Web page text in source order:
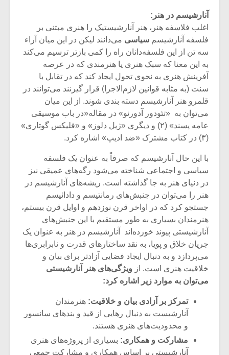
آنارشیسم در هنر:
اغلب فلاسفه هنر، هنر آنارشیستیک را هنری مبتنی بر
فلسفه آنارشیسم سیاسی می‌دانند لیکن در این میان آراء
سه تن از این فلسفه‌دانان راه را کمی بازتر ترسیم می‌کند
به این معنا که سبک هنری یا هنرمندی که در عرصه
آفرینش هنری به نحوی تحول ایجاد کند که در تقابل با
سنت (به مثابه قوانین لازم‌الاجرا) قرار گیرنند می‌توانند در
قلمرو هنر آنارشیسم دسته بندی شوند. از این میان
می‌توان به «تئودور آدورنو» در مقاله«در باب موسیقی
عامه پسند» (۲) و دیگری «ژیل دلوز» و «فلیکس گوتاری»
(۳) در کتاب مشترک «ضد ادیپ» اشاره کرد.
با این حال آنارشیسم که صرفاً به عنوان یک فلسفه
سیاسی و اجتماعی شناخته می‌شود رگه‌های عمیقی نیز
در دنیای هنر به جا گذاشته است. ریشه‌های آنارشیسم در
هنر را می‌توان در جنبش‌های رمانتیسم و دادائیسم
جستجو کرد که در اواخر قرن نوزدهم و اوایل قرن بیستم،
هنرمندان بسیاری به طور مستقیم با این جنبش‌های
آنارشیستی پیوند خورده‌اند آنارشیسم در هنر به عنوان یک
جریان خلاق و پویا، به نقد ساختارهای قدرت و نابرابری‌ها
می‌پردازد و به دنبال ایجاد فضایی آزادتر برای بیان و
خلاقیت هنری است. از ویژگی‌های هنر آنارشیستی
می‌توان به موارد زیر اشاره کرد:
تمرکز بر آزادی بیان و خلاقیت: هنرمندان
آنارشیست به دنبال رهایی از قید و بندهای سانسور
و محدودیت‌های هنری هستند.
مشارکت و همکاری: بسیاری از پروژه‌های هنری
آنارشیستی بر اساس همکاری و مشارکت جمعی
میکلوش روژا
یادداشتی بر موسیقی
متن فیلم «متری
شیش و نیم»
اگر نمی توانی
موسیقی
سکانسی